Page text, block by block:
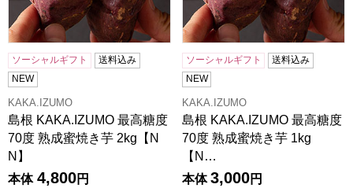
ソーシャルギフト
送料込み
NEW
KAKA.IZUMO
島根 KAKA.IZUMO 最高糖度
70度 熟成蜜焼き芋 2kg【N
N】
本体 4,800円
ソーシャルギフト
送料込み
NEW
KAKA.IZUMO
島根 KAKA.IZUMO 最高糖度
70度 熟成蜜焼き芋 1kg
【N…
本体 3,000円